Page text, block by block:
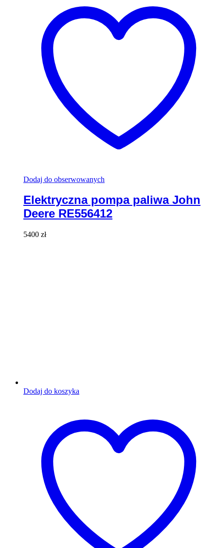
Dodaj do obserwowanych
Elektryczna pompa paliwa John
Deere RE556412
5400 zł
Dodaj do koszyka